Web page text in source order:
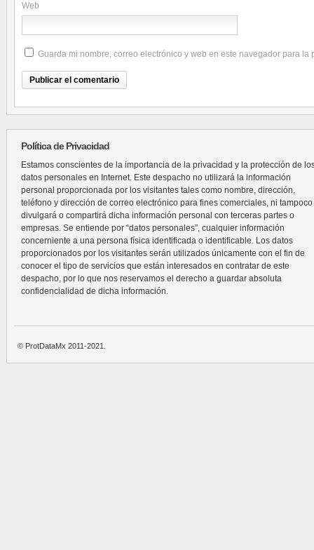
Web
Guarda mi nombre, correo electrónico y web en este navegador para la
Política de Privacidad
Estamos conscientes de la importancia de la privacidad y la protección de
datos personales en Internet. Este despacho no utilizará la información
personal proporcionada por los visitantes tales como nombre, dirección,
teléfono y dirección de correo electrónico para fines comerciales, ni tampoco
divulgará o compartirá dicha información personal con terceras partes o
empresas. Se entiende por “datos personales”, cualquier información
concerniente a una persona física identificada o identificable. Los datos
proporcionados por los visitantes serán utilizados únicamente con el fin de
conocer el tipo de servicios que están interesados en contratar de este
despacho, por lo que nos reservamos el derecho a guardar absoluta
confidencialidad de dicha información.
© ProtDataMx 2011-2021.